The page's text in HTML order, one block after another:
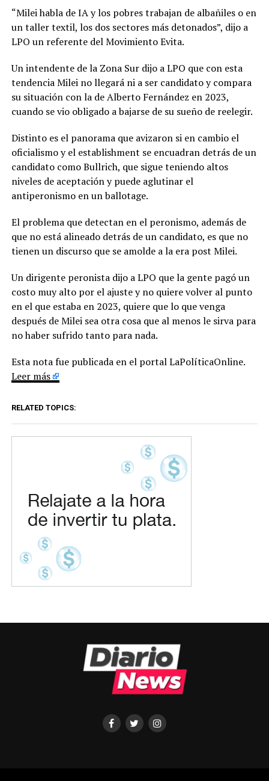
“Milei habla de IA y los pobres trabajan de albañiles o en
un taller textil, los dos sectores más detonados”, dijo a
LPO un referente del Movimiento Evita.
Un intendente de la Zona Sur dijo a LPO que con esta
tendencia Milei no llegará ni a ser candidato y compara
su situación con la de Alberto Fernández en 2023,
cuando se vio obligado a bajarse de su sueño de reelegir.
Distinto es el panorama que avizaron si en cambio el
oficialismo y el establishment se encuadran detrás de un
candidato como Bullrich, que sigue teniendo altos
niveles de aceptación y puede aglutinar el
antiperonismo en un ballotage.
El problema que detectan en el peronismo, además de
que no está alineado detrás de un candidato, es que no
tienen un discurso que se amolde a la era post Milei.
Un dirigente peronista dijo a LPO que la gente pagó un
costo muy alto por el ajuste y no quiere volver al punto
en el que estaba en 2023, quiere que lo que venga
después de Milei sea otra cosa que al menos le sirva para
no haber sufrido tanto para nada.
Esta nota fue publicada en el portal LaPolíticaOnline.
Leer más
RELATED TOPICS: